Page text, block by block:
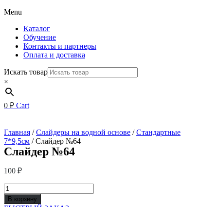
Menu
Каталог
Обучение
Контакты и партнеры
Оплата и доставка
Искать товар
×
0 ₽ Cart
Главная /Слайдеры на водной основе /Стандартные
7*9,5см / Слайдер №64
Слайдер №64
100 ₽
Количество
товара
Слайдер
В корзину